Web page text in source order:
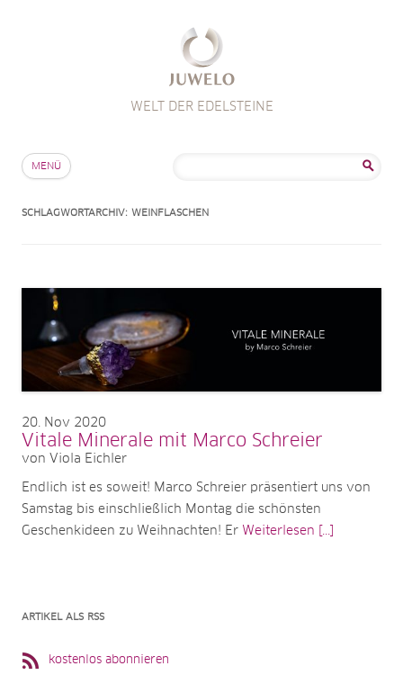
WELT DER EDELSTEINE
MENÜ
SCHLAGWORTARCHIV: WEINFLASCHEN
20 Nov 2020
Vitale Minerale mit Marco Schreier
von Viola Eichler
Endlich ist es soweit! Marco Schreier präsentiert uns von
Samstag bis einschließlich Montag die schönsten
Geschenkideen zu Weihnachten! Er Weiterlesen [...]
ARTIKEL ALS RSS
kostenlos abonnieren